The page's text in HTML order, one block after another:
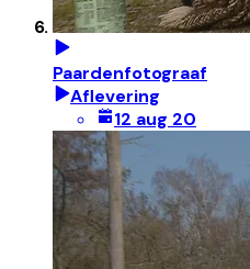
Paardenfotograaf
Aflevering
12 aug 20